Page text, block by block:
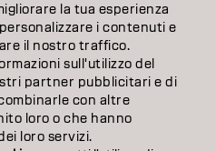
la tua esperienza
i contenuti e
il nostro traffico.
sull'utilizzo del
partner pubblicitari e di
con altre
loro o che hanno
loro servizi.